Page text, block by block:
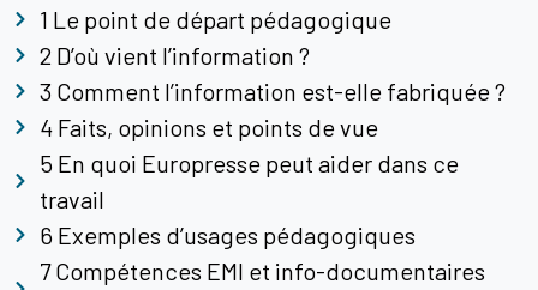
1 Le point de départ pédagogique
2 D’où vient l’information ?
3 Comment l’information est-elle fabriquée ?
4 Faits, opinions et points de vue
5 En quoi Europresse peut aider dans ce
travail
6 Exemples d’usages pédagogiques
7 Compétences EMI et info-documentaires